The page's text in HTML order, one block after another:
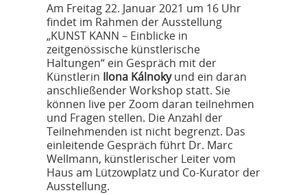
KONTAKT
Am Freitag 22. Januar 2021 um 16 Uhr
findet im Rahmen der Ausstellung
„KUNST KANN – Einblicke in
zeitgenössische künstlerische
Haltungen“ ein Gespräch mit der
Künstlerin Ilona Kálnokyund ein daran
anschließender Workshop statt. Sie
können live per Zoom daran teilnehmen
und Fragen stellen. Die Anzahl der
Teilnehmenden ist nicht begrenzt. Das
einleitende Gespräch führt Dr. Marc
Wellmann, künstlerischer Leiter vom
Haus am Lützowplatz und Co-Kurator der
Ausstellung.